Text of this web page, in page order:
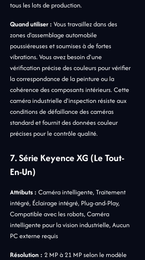
tous les lots de production.
Quand utiliser : Vous travaillez dans des
zones d'assemblage automobile
poussiéreuses et soumises à de fortes
vibrations. Vous avez besoin d'une
vérification précise des couleurs pour vérifier
la correspondance de la peinture ou la
cohérence des composants intérieurs. Cette
caméra industrielle d'inspection résiste aux
conditions de défaillance des caméras
standard et fournit des données couleur
précises pour le contrôle qualité.
7. Série Keyence XG (le Tout-
En-Un)
Attributs : Caméra intelligente, Traitement
intégré, Éclairage intégré, Plug-and-Play,
Compatible avec les robots, Caméra
intelligente pour la vision industrielle, Aucun
PC externe requis
Résolution : 2 MP à 21 MP selon le modèle